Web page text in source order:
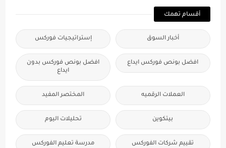
أقسام تهمك
أخبار السوق إستراتيجيات فوركس
افضل بونص فوركس ايداع
افضل بونص فوركس بدون
ايداع
العملات الرقميه المختصر المفيد
بيتكوين تحليلات اليوم
تقييم شركات الفوركس مدرسة تعليم الفوركس